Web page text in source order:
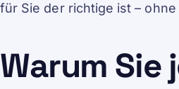
für Sie der richtige ist –
Warum